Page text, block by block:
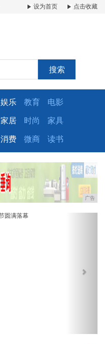
设为首页 点击收藏
搜索
娱乐 教育 电影
家居 时尚 家具
消费 微商 读书
广告